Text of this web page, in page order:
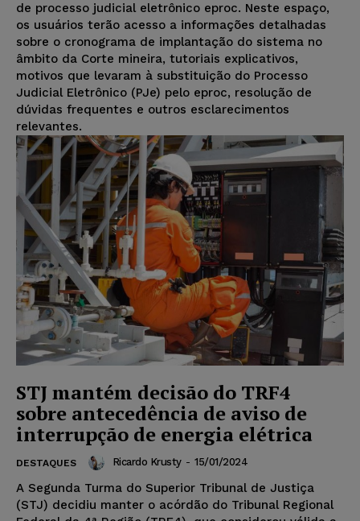
de processo judicial eletrônico eproc. Neste espaço,
os usuários terão acesso a informações detalhadas
sobre o cronograma de implantação do sistema no
âmbito da Corte mineira, tutoriais explicativos,
motivos que levaram à substituição do Processo
Judicial Eletrônico (PJe) pelo eproc, resolução de
dúvidas frequentes e outros esclarecimentos
relevantes.
STJ mantém decisão do TRF4
sobre antecedência de aviso de
interrupção de energia elétrica
DESTAQUES Ricardo Krusty - 15/01/2024
A Segunda Turma do Superior Tribunal de Justiça
(STJ) decidiu manter o acórdão do Tribunal Regional